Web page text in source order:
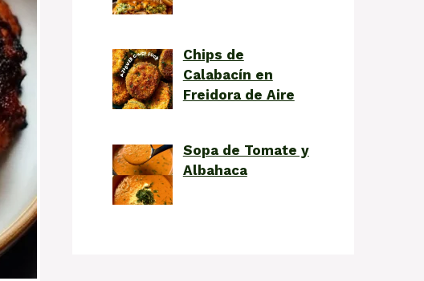
Chips de
Calabacín en
Freidora de Aire
Sopa de Tomate y
Albahaca